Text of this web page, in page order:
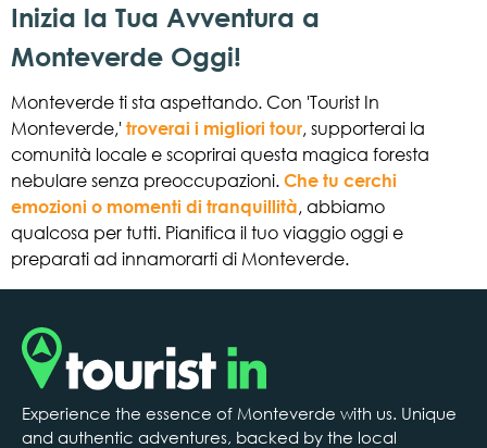
Inizia la Tua Avventura a
Monteverde Oggi!
Monteverde ti sta aspettando. Con 'Tourist In
Monteverde,' troverai i migliori tour, supporterai la
comunità locale e scoprirai questa magica foresta
nebulare senza preoccupazioni. Che tu cerchi
emozioni o momenti di tranquillità, abbiamo
qualcosa per tutti. Pianifica il tuo viaggio oggi e
preparati ad innamorarti di Monteverde.
Experience the essence of Monteverde with us. Unique
and authentic adventures, backed by the local